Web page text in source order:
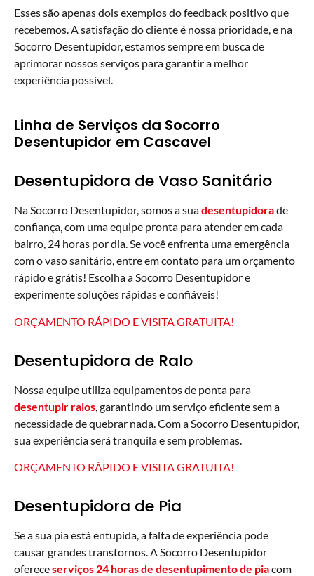
Esses são apenas dois exemplos do feedback positivo que
recebemos. A satisfação do cliente é nossa prioridade, e na
Socorro Desentupidor, estamos sempre em busca de
aprimorar nossos serviços para garantir a melhor
experiência possível.
Linha de Serviços da Socorro
Desentupidor em Cascavel
Desentupidora de Vaso Sanitário
Na Socorro Desentupidor, somos a suadesentupidorade
confiança, com uma equipe pronta para atender em cada
bairro, 24 horas por dia. Se você enfrenta uma emergência
com o vaso sanitário, entre em contato para um orçamento
rápido e grátis! Escolha a Socorro Desentupidor e
experimente soluções rápidas e confiáveis!
ORÇAMENTO RÁPIDO E VISITA GRATUITA!
Desentupidora de Ralo
Nossa equipe utiliza equipamentos de ponta para
desentupir ralos , garantindo um serviço eficiente sem a
necessidade de quebrar nada. Com a Socorro Desentupidor,
sua experiência será tranquila e sem problemas.
ORÇAMENTO RÁPIDO E VISITA GRATUITA!
Desentupidora de Pia
Se a sua pia está entupida, a falta de experiência pode
causar grandes transtornos. A Socorro Desentupidor
ofereceserviços 24 horas de desentupimento de piacom